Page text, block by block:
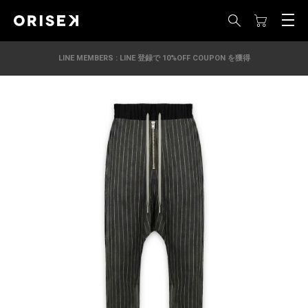
LINE MEMBERS : LINE 登録で 10%OFF COUPON を獲得